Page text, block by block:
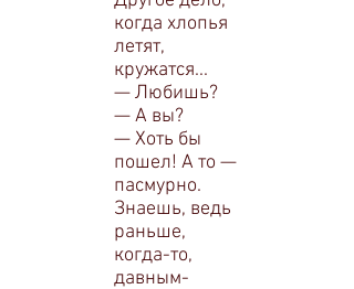
когда хлопья
летят,
кружатся...
— Любишь?
— А вы?
— Хоть бы
пошел! А то —
пасмурно.
Знаешь, ведь
раньше,
когда-то,
давным-